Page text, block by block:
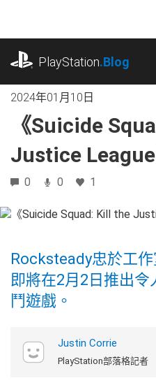
內
PlayStation.Blog
2024年01月10日
《Suicide
Justice
0 0 1
Rocksteady忠於工
即將在2月2日推出
鬥遊戲。
Justin Corrie
PlayStation部落格記者